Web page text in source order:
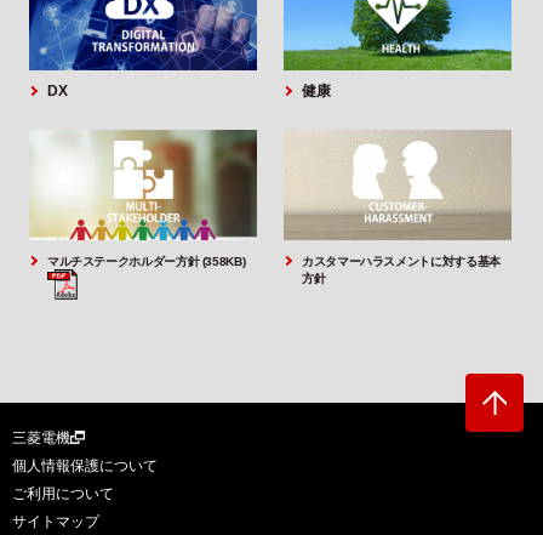
DX 健康
マルチステークホルダー方針 (358KB)
カスタマーハラスメントに対する基本
方針
三菱電機
個人情報保護について
ご利用について
サイトマップ